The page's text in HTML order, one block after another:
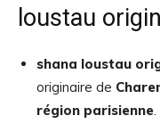
loustau
shana loustau
originaire de
région parisienne.